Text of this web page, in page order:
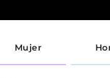
Mujer